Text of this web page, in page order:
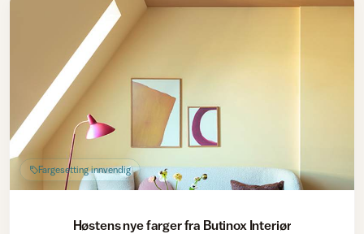
Fargesetting innvendig
Høstens nye farger fra Butinox Interiør